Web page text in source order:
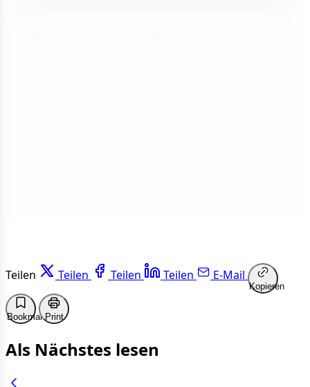
Teilen Teilen Teilen Teilen E-Mail
Kopieren
BookmarkPrint
Als Nächstes lesen